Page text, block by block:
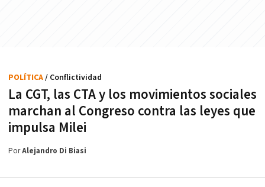
La CGT, las CTA y los movimientos sociales
marchan al Congreso contra las leyes que
impulsa Milei
POLÍTICA/ Conflictividad
PorAlejandro Di Biasi